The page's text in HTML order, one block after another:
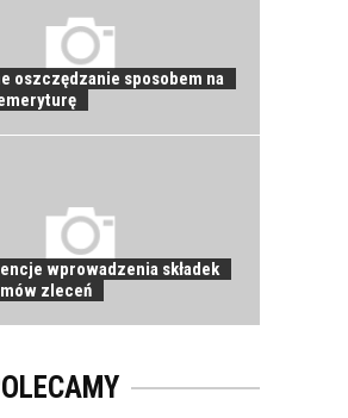
oszczędzanie sposobem na
wprowadzenia składek
zleceń
CZĘŚĆ DRUGA!
ROZWÓJ
PRACOWNIKA - JAK O